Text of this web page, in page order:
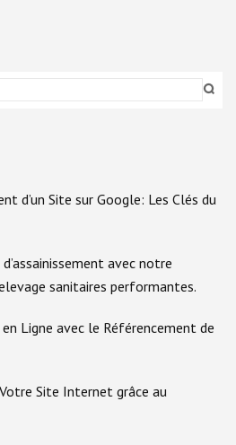
d’un Site sur Google: Les Clés du
avec notre
sanitaires performantes.
Ligne avec le Référencement de
Site Internet grâce au